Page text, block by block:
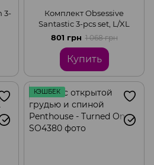
3-
Комплект Obsessive
Santastic 3-pcs set, L/XL
801 грн 1 068 грн
Купить
КЭШБЕК